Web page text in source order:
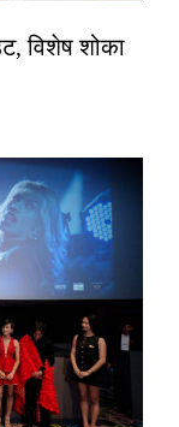
विशेष शोका